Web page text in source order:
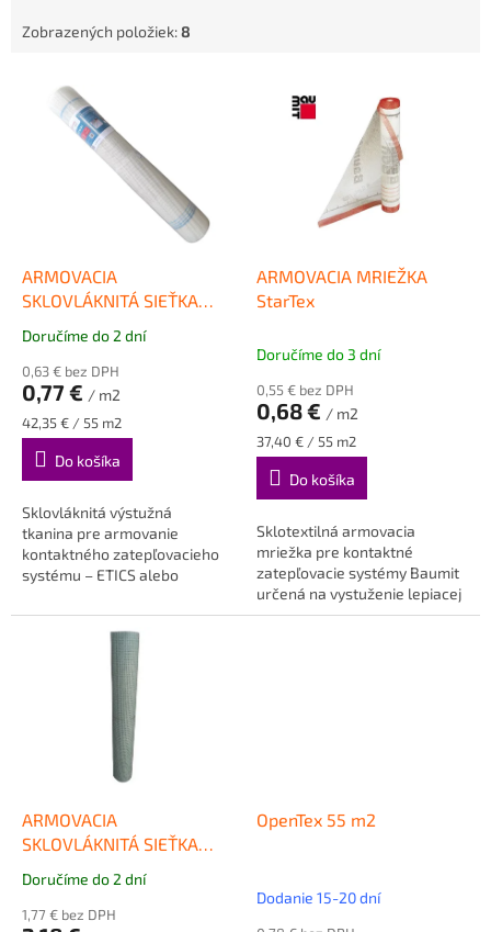
Zobrazených položiek:8
ARMOVACIA
SKLOVLÁKNITÁ SIEŤKA
Priemerné
produktu
je
5,0
z
hviezdičiek.
Doručíme do 2 dní
0,63 € bez DPH
0,77 € / m2
Jednotková
cena:
42,35 € / 55 m2
Do košíka
Sklovláknitá výstužná
tkanina pre armovanie
kontaktného zatepľovacieho
systému – ETICS alebo
omietok Predaj aj...
ARMOVACIA MRIEŽKA
StarTex
Doručíme do 3 dní
0,55 € bez DPH
0,68 € / m2
Jednotková
cena:
37,40 € / 55 m2
Do košíka
Sklotextilná armovacia
mriežka pre kontaktné
zatepľovacie systémy Baumit
určená na vystuženie lepiacej
malty.
ARMOVACIA
SKLOVLÁKNITÁ SIEŤKA
Priemerné
produktu
Doručíme do 2 dní
1,77 € bez DPH
OpenTex 55 m2
Dodanie 15-20 dní